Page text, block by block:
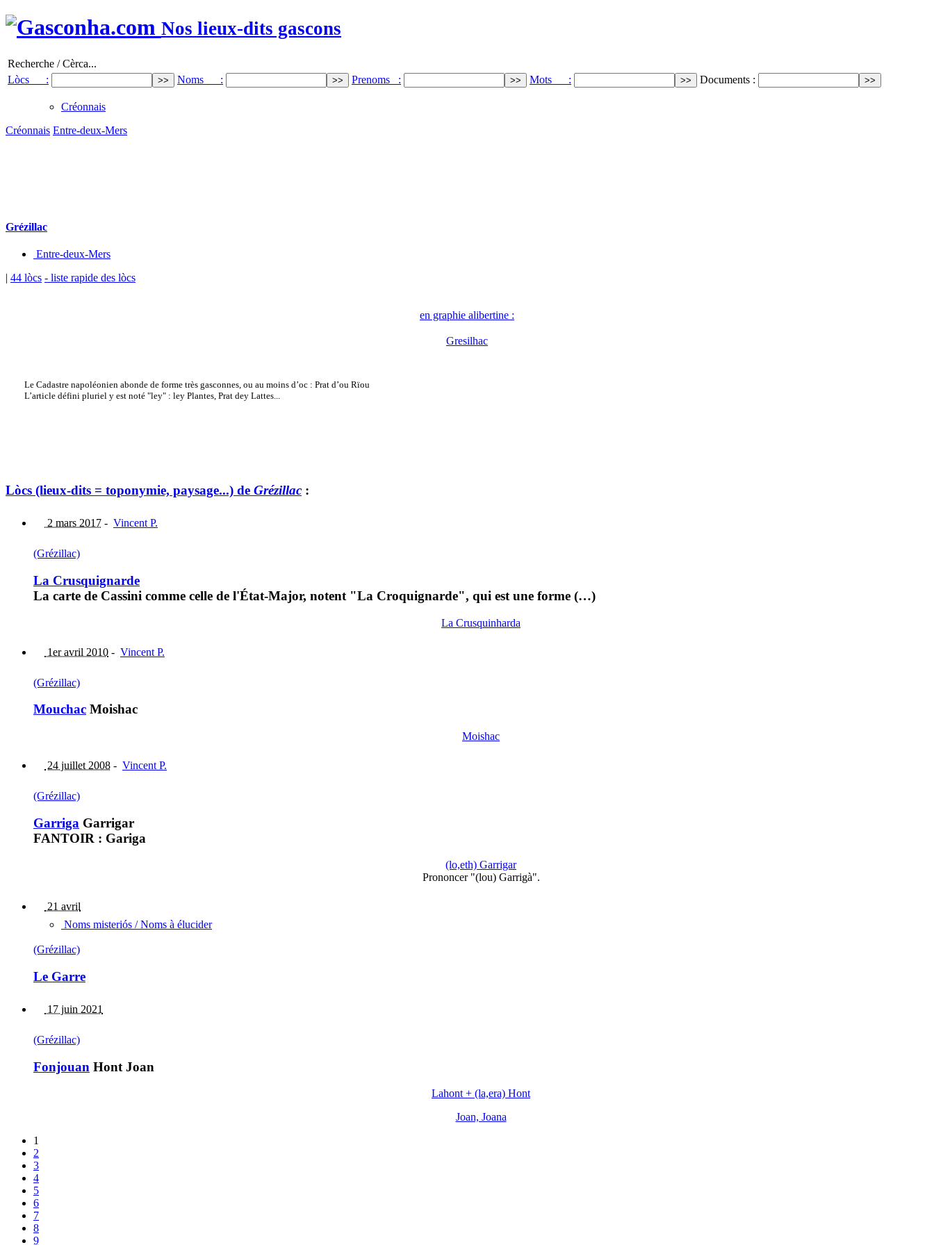
Nos lieux-dits gascons
Recherche / Cèrca...
Lòcs :
Noms : Prenoms : Mots : Documents :
Créonnais
Créonnais Entre-deux-Mers
Grézillac
Entre-deux-Mers
| 44 lòcs - liste rapide des lòcs
en graphie alibertine :
Gresilhac
Le Cadastre napoléonien abonde de forme très gasconnes, ou au moins d’oc : Prat d’ou Rïou
L’article défini pluriel y est noté "ley" : ley Plantes, Prat dey Lattes...
Lòcs (lieux-dits = toponymie, paysage...) de Grézillac :
2 mars 2017 - Vincent P.
(Grézillac)
La Crusquignarde
La carte de Cassini comme celle de l'État-Major, notent "La Croquignarde", qui est une forme (…)
La Crusquinharda
1er avril 2010 - Vincent P.
(Grézillac)
Mouchac Moishac
Moishac
24 juillet 2008 - Vincent P.
(Grézillac)
Garriga Garrigar
FANTOIR : Gariga
(lo,eth) Garrigar
Prononcer "(lou) Garrigà".
21 avril
Noms misteriós / Noms à élucider
(Grézillac)
Le Garre
17 juin 2021
(Grézillac)
Fonjouan Hont Joan
Lahont + (la,era) Hont
Joan, Joana
1
2
3
4
5
6
7
8
9